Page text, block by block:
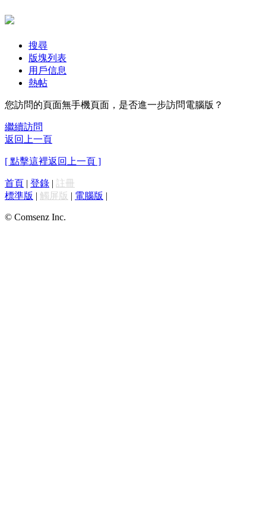
搜尋
版塊列表
用戶信息
熱帖
您訪問的頁面無手機頁面，是否進一步訪問電腦版？
繼續訪問
返回上一頁
[ 點擊這裡返回上一頁 ]
首頁 | 登錄 | 註冊
標準版 | 觸屏版 | 電腦版 |
© Comsenz Inc.